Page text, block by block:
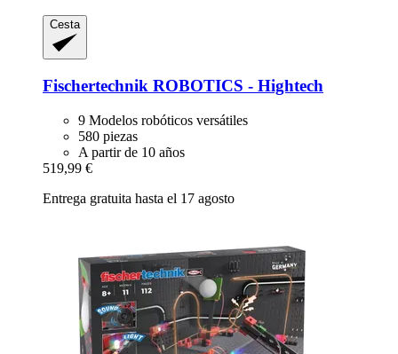
Cesta
Fischertechnik ROBOTICS -​ Hightech
9 Modelos robóticos versátiles
580 piezas
A partir de 10 años
519,99 €
Entrega gratuita hasta el 17 agosto